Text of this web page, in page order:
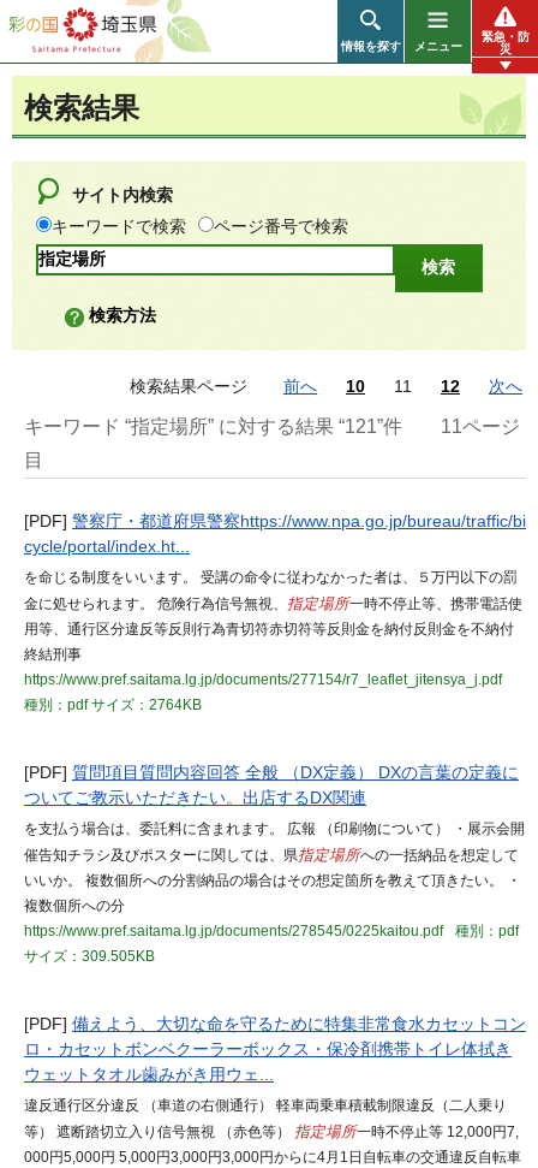
彩の国 埼玉県
情報を探す メニュー
緊急・防
災
検索結果
サイト内検索
キーワードで検索
ページ番号で検索
検索方法
検索結果ページ 前へ 10 11 12 次へ
キーワード “指定場所” に対する結果 “121”件
11ページ
目
[PDF] 警察庁・都道府県警察https://www.npa.go.jp/bureau/traffic/bi
cycle/portal/index.ht...
を命じる制度をいいます。 受講の命令に従わなかった者は、５万円以下の罰
金に処せられます。 危険行為信号無視、 指定場所一時不停止等、携帯電話使
用等、通行区分違反等反則行為青切符赤切符等反則金を納付反則金を不納付
終結刑事
https://www.pref.saitama.lg.jp/documents/277154/r7_leaflet_jitensya_j.pdf
種別：pdfサイズ：2764KB
[PDF] 質問項目質問内容回答 全般 （DX定義） DXの言葉の定義に
ついてご教示いただきたい。出店するDX関連
を支払う場合は、委託料に含まれます。 広報 （印刷物について） ・展示会開
催告知チラシ及びポスターに関しては、県指定場所への一括納品を想定して
いいか。 複数個所への分割納品の場合はその想定箇所を教えて頂きたい。 ・
複数個所への分
https://www.pref.saitama.lg.jp/documents/278545/0225kaitou.pdf
種別：pdf
サイズ：309.505KB
[PDF] 備えよう、大切な命を守るために特集非常食水カセットコン
ロ・カセットボンベクーラーボックス・保冷剤携帯トイレ体拭き
ウェットタオル歯みがき用ウェ...
違反通行区分違反 （車道の右側通行） 軽車両乗車積載制限違反（二人乗り
等） 遮断踏切立入り信号無視 （赤色等） 指定場所一時不停止等 12,000円7,
000円5,000円 5,000円3,000円3,000円からに4月1日自転車の交通違反自転車